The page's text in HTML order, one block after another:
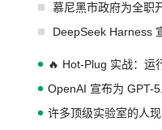
慕尼黑市政府为全职
DeepSeek Harness
🔥 Hot-Plug 实战：运
OpenAI 宣布为 GPT-
许多顶级实验室的人